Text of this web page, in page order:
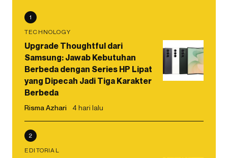
1
TECHNOLOGY
Upgrade Thoughtful dari
Samsung: Jawab Kebutuhan
Berbeda dengan Series HP Lipat
yang Dipecah Jadi Tiga Karakter
Berbeda
Risma Azhari 4 hari lalu
2
EDITORIAL